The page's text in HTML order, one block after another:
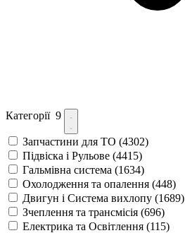
Категорії 9
Запчастини для ТО (4302)
Підвіска і Рульове (4415)
Гальмівна система (1634)
Охолодження та опалення (448)
Двигун і Система вихлопу (1689)
Зчеплення та трансмісія (696)
Електрика та Освітлення (115)